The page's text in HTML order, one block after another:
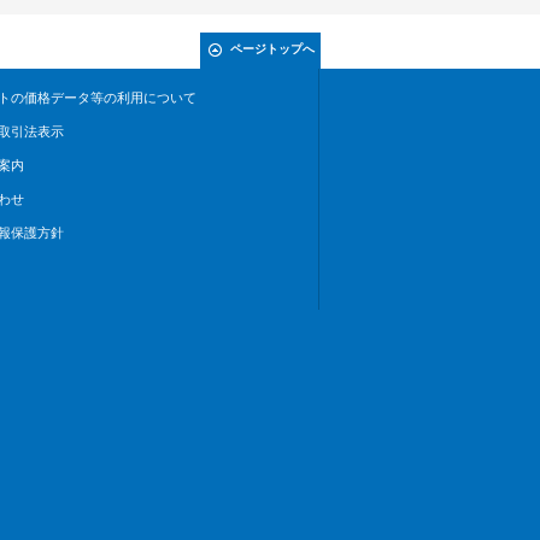
ページトップへ
の価格データ等の利用について
引法表示
内
せ
保護方針